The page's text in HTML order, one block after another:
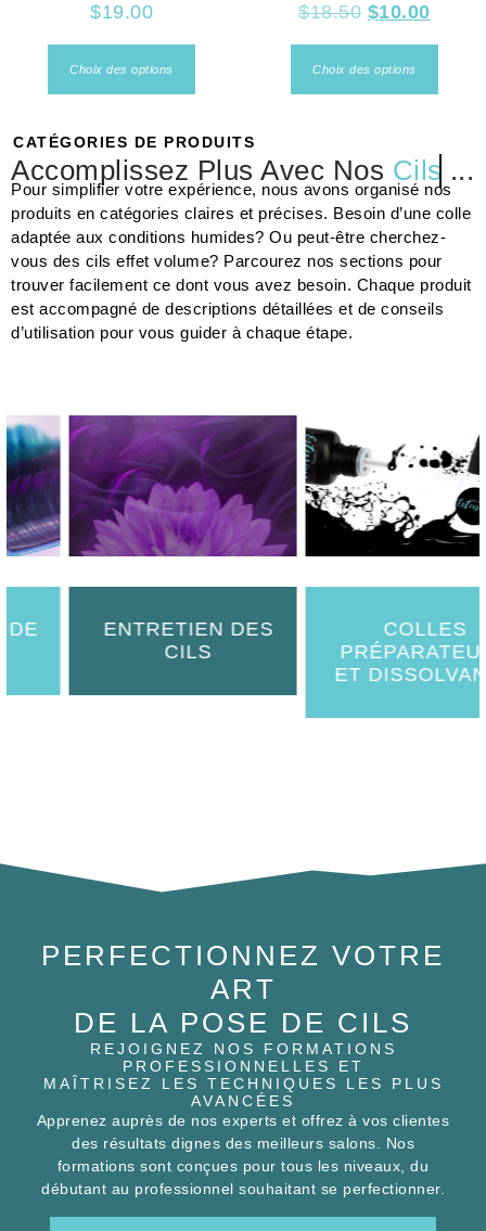
$19.00
Choix des options
$18.50 $10.00
Choix des options
CATÉGORIES DE PRODUITS
Accomplissez Plus Avec Nos Cils
...
Pour simplifier votre expérience, nous avons organisé nos
produits en catégories claires et précises. Besoin d’une colle
adaptée aux conditions humides? Ou peut-être cherchez-
vous des cils effet volume? Parcourez nos sections pour
trouver facilement ce dont vous avez besoin. Chaque produit
est accompagné de descriptions détaillées et de conseils
d’utilisation pour vous guider à chaque étape.
ENTRETIEN DES
CILS
COLLES
PRÉPARATEURS
ET DISSOLVANTS
PERFECTIONNEZ VOTRE
ART
DE LA POSE DE CILS
REJOIGNEZ NOS FORMATIONS
PROFESSIONNELLES ET
MAÎTRISEZ LES TECHNIQUES LES PLUS
AVANCÉES
Apprenez auprès de nos experts et offrez à vos clientes
des résultats dignes des meilleurs salons. Nos
formations sont conçues pour tous les niveaux, du
débutant au professionnel souhaitant se perfectionner.